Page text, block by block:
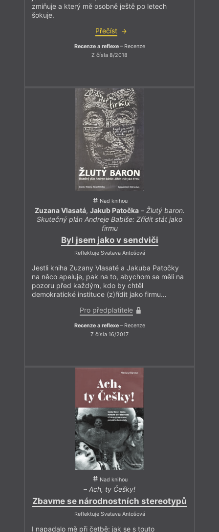
zmiňuje a který mě osobně ještě po letech
šokuje.
Přečíst
Recenze a reflexe– Recenze
Z čísla 8/2018
Nad knihou
Zuzana Vlasatá, Jakub Patočka– Žlutý baron.
Skutečný plán Andreje Babiše: Zřídit stát jako
firmu
Byl jsem jako v sendviči
Reflektuje Svatava Antošová
Jestli kniha Zuzany Vlasaté a Jakuba Patočky
na něco apeluje, pak na to, abychom se měli na
pozoru před každým, kdo by chtěl
demokratické instituce (z)řídit jako firmu…
Pro předplatitele
Recenze a reflexe– Recenze
Z čísla 16/2017
Nad knihou
– Ach, ty Češky!
Zbavme se národnostních stereotypů
Reflektuje Svatava Antošová
I napadalo mě při četbě: jak se s touto